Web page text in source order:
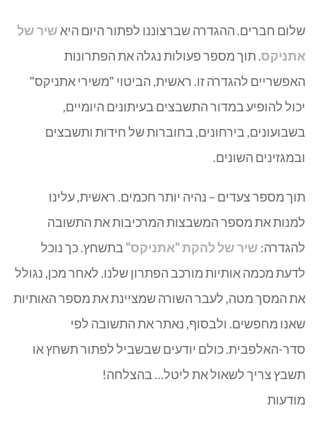
שלום חברים. ההגדרה שברצוננו לפתור היום היא שיר של
אתניקס. תוך מספר פעולות נגלה את הפתרונות
האפשריים להגדרה זו. ראשית, הביטוי "משירי אתניקס"
יכול להופיע במדור התשבצים בעיתונים היומיים,
בשבועונים, בירחונים, בחוברות של חידות ותשבצים
ובמגזינים השונים.
תוך מספר צעדים – נהיה יותר חכמים. ראשית, עלינו
למנות את מספר המשבצות המרכיבות את התשובה
להגדרה: שיר של להקת "אתניקס" בתשחץ. כך נוכל
לדעת מכמה אותיות מורכב הפתרון שלנו. לאחר מכן, נגולל
את המסך מטה, לעבר השורה שמציינת את מספר האותיות
שאנו מחפשים. ולבסוף, נאתר את התשובה לפי
סדר-האלפבית. כולם יודעים שבשביל לפתור תשחץ או
תשבץ צריך לשאול את ליטל… בהצלחה!
מודעות